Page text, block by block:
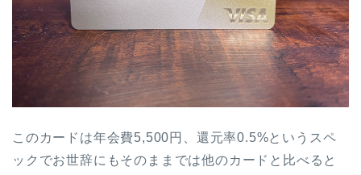
このカードは年会費5,500円、還元率0.5%というスペ
ックでお世辞にもそのままでは他のカードと比べると